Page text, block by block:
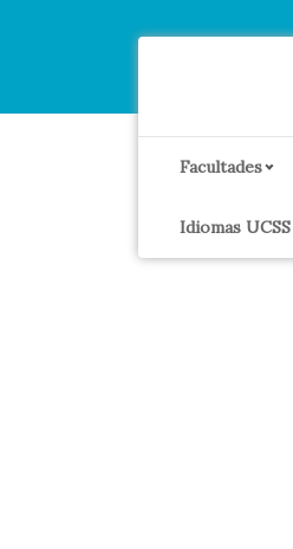
Facultades
Idiomas UCSS